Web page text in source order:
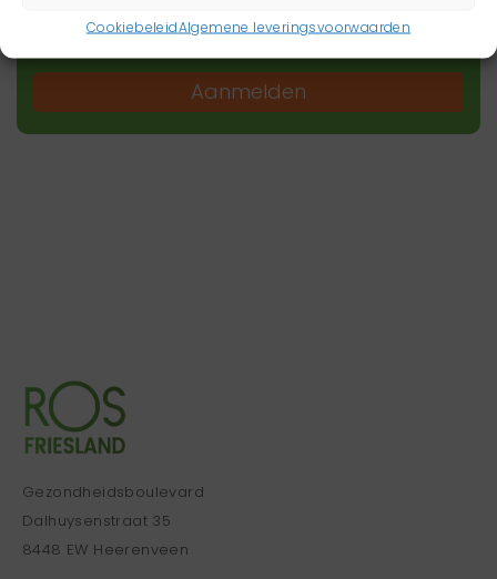
CookiebeleidAlgemene leveringsvoorwaarden
Aanmelden
Gezondheidsboulevard
Dalhuysenstraat 35
8448 EW Heerenveen